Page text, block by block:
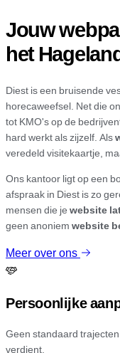
Jouw
het
Diest is een bruisende
horecaweefsel. Net die
tot KMO's op de
hard werkt als zijzelf. Als
veredeld visitekaartje,
Ons kantoor ligt op een
afspraak in Diest is zo
mensen die je website
geen anoniem website
Meer over ons
Persoonlijke
Geen standaard
verdient.